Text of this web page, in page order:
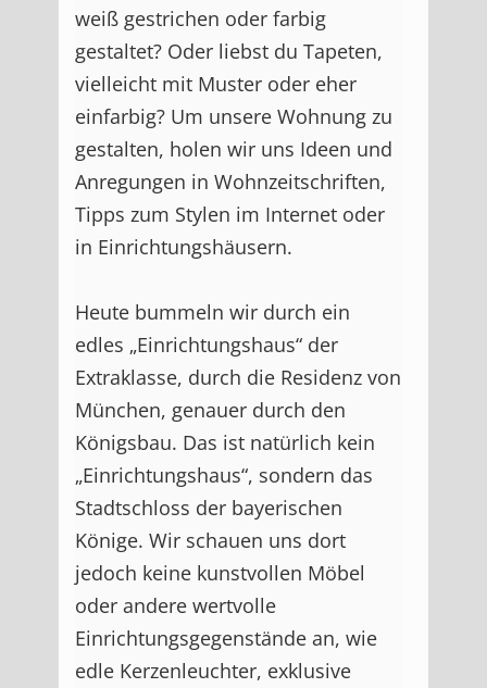
weiß gestrichen oder farbig
gestaltet? Oder liebst du Tapeten,
vielleicht mit Muster oder eher
einfarbig? Um unsere Wohnung zu
gestalten, holen wir uns Ideen und
Anregungen in Wohnzeitschriften,
Tipps zum Stylen im Internet oder
in Einrichtungshäusern.
Heute bummeln wir durch ein
edles „Einrichtungshaus“ der
Extraklasse, durch die Residenz von
München, genauer durch den
Königsbau. Das ist natürlich kein
„Einrichtungshaus“, sondern das
Stadtschloss der bayerischen
Könige. Wir schauen uns dort
jedoch keine kunstvollen Möbel
oder andere wertvolle
Einrichtungsgegenstände an, wie
edle Kerzenleuchter, exklusive